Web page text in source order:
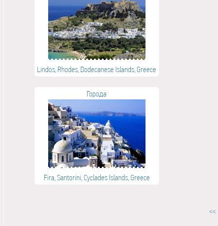
Lindos, Rhodes, Dodecanese Islands, Greece
Города
Fira, Santorini, Cyclades Islands, Greece
<<